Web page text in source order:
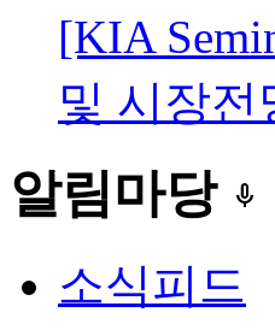
[KIA
및 시장전
알림마당 keyboard_voice
소식피드